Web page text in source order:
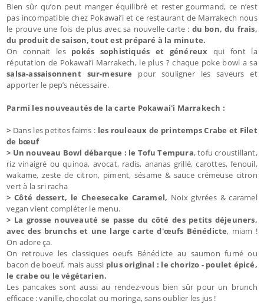
Bien sûr qu’on peut manger équilibré et rester gourmand, ce n’est
pas incompatible chez Pokawai’i et ce restaurant de Marrakech nous
le prouve une fois de plus avec sa nouvelle carte : du bon, du frais,
du produit de saison, tout est préparé à la minute.
On connait les pokés sophistiqués et généreux qui font la
réputation de Pokawai’i Marrakech, le plus ? chaque poke bowl a sa
salsa-assaisonnent sur-mesure pour souligner les saveurs et
apporter le pep’s nécessaire.
Parmi les nouveautés de la carte Pokawai'i Marrakech :
> Dans les petites faims : les rouleaux de printemps Crabe et Filet
de bœuf
> Un nouveau Bowl débarque : le Tofu Tempura, tofu croustillant,
riz vinaigré ou quinoa, avocat, radis, ananas grillé, carottes, fenouil,
wakame, zeste de citron, piment, sésame & sauce crémeuse citron
vert à la sri racha
> Côté dessert, le Cheesecake Caramel, Noix givrées & caramel
vegan vient compléter le menu.
> La grosse nouveauté se passe du côté des petits déjeuners,
avec des brunchs et une large carte d'œufs Bénédicte, miam !
On adore ça.
On retrouve les classiques oeufs Bénédicte au saumon fumé ou
bacon de boeuf, mais aussi plus original : le chorizo - poulet épicé,
le crabe ou le végétarien.
Les pancakes sont aussi au rendez-vous bien sûr pour un brunch
efficace : vanille, chocolat ou moringa, sans oublier les jus !